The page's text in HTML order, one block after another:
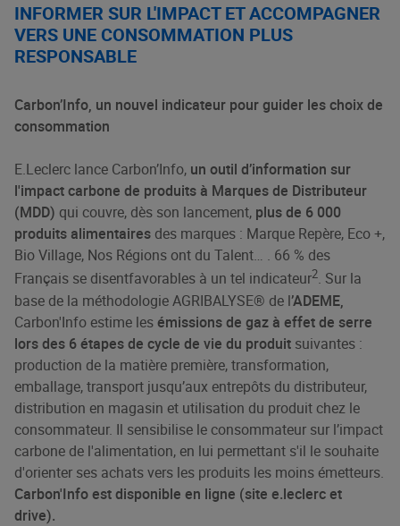
INFORMER SUR L'IMPACT ET ACCOMPAGNER
VERS UNE CONSOMMATION PLUS
RESPONSABLE
Carbon’Info, un nouvel indicateur pour guider les choix de
consommation
E.Leclerc lance Carbon’Info, un outil d’information sur
l'impact carbone de produits à Marques de Distributeur
(MDD) qui couvre, dès son lancement, plus de 6 000
produits alimentaires des marques : Marque Repère, Eco +,
Bio Village, Nos Régions ont du Talent… . 66 % des
Français se disentfavorables à un tel indicateur2. Sur la
base de la méthodologie AGRIBALYSE® de l’ADEME,
Carbon'Info estime lesémissions de gaz à effet de serre
lors des 6 étapes de cycle de vie du produit suivantes :
production de la matière première, transformation,
emballage, transport jusqu’aux entrepôts du distributeur,
distribution en magasin et utilisation du produit chez le
consommateur. Il sensibilise le consommateur sur l’impact
carbone de l'alimentation, en lui permettant s'il le souhaite
d'orienter ses achats vers les produits les moins émetteurs.
Carbon'Info est disponible en ligne (site e.leclerc et
drive).